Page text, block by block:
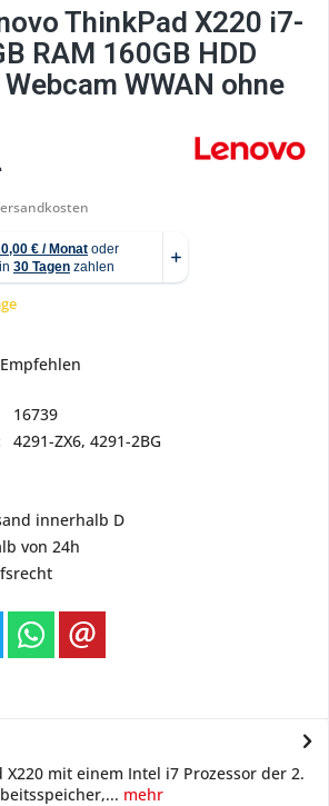
ThinkPad X220 i7-
RAM 160GB HDD
WWAN ohne
Empfehlen
16739
4291-ZX6, 4291-2BG
innerhalb D
von 24h
X220 mit einem Intel i7 Prozessor der 2.
mehr